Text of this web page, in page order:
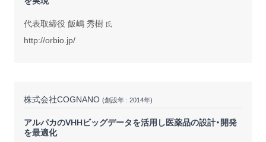
代表取締役 飯嶋 秀樹 氏
http://orbio.jp/
株式会社COGNANO (創設年 : 2014年)
アルパカのVHHビッグデータを活用し医薬品の設計・開発
を最適化